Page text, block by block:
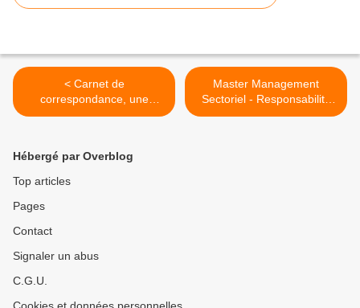
< Carnet de
correspondance, une
émission de radio
Master Management
Sectoriel - Responsabilité
des Etablissements
Hébergé par Overblog
Top articles
Pages
Contact
Signaler un abus
C.G.U.